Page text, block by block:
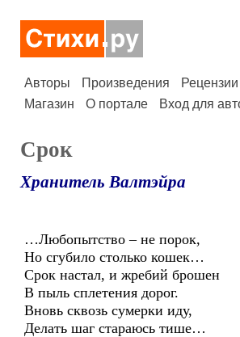
Авторы Произведения Рецензии
Магазин
О портале Вход для
Срок
Хранитель Валтэйра
…Любопытство – не порок,
Но сгубило столько кошек…
Срок настал, и жребий брошен
В пыль сплетения дорог.
Вновь сквозь сумерки иду,
Делать шаг стараюсь тише…